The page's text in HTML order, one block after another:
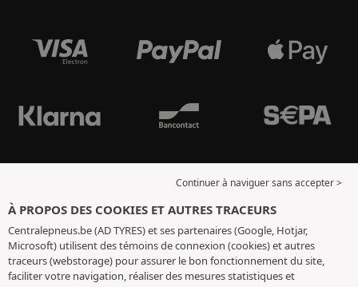
Continuer à naviguer sans accepter >
À PROPOS DES COOKIES ET AUTRES TRACEURS
Centralepneus.be (AD TYRES) et ses partenaires (Google, Hotjar,
Microsoft) utilisent des témoins de connexion (cookies) et autres
traceurs (webstorage) pour assurer le bon fonctionnement du site,
faciliter votre navigation, réaliser des mesures statistiques et